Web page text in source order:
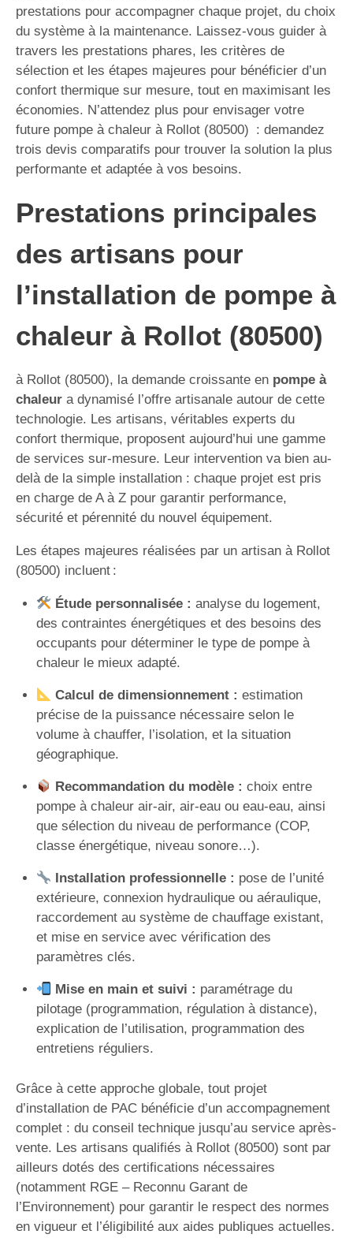
prestations pour accompagner chaque projet, du choix
du système à la maintenance. Laissez-vous guider à
travers les prestations phares, les critères de
sélection et les étapes majeures pour bénéficier d’un
confort thermique sur mesure, tout en maximisant les
économies. N’attendez plus pour envisager votre
future pompe à chaleur à Rollot (80500) : demandez
trois devis comparatifs pour trouver la solution la plus
performante et adaptée à vos besoins.
Prestations principales
des artisans pour
l’installation de pompe à
chaleur à Rollot (80500)
à Rollot (80500), la demande croissante en pompe à
chaleur a dynamisé l’offre artisanale autour de cette
technologie. Les artisans, véritables experts du
confort thermique, proposent aujourd’hui une gamme
de services sur-mesure. Leur intervention va bien au-
delà de la simple installation : chaque projet est pris
en charge de A à Z pour garantir performance,
sécurité et pérennité du nouvel équipement.
Les étapes majeures réalisées par un artisan à Rollot
(80500) incluent :
Étude personnalisée : analyse du logement,
des contraintes énergétiques et des besoins des
occupants pour déterminer le type de pompe à
chaleur le mieux adapté.
Calcul de dimensionnement : estimation
précise de la puissance nécessaire selon le
volume à chauffer, l’isolation, et la situation
géographique.
Recommandation du modèle : choix entre
pompe à chaleur air-air, air-eau ou eau-eau, ainsi
que sélection du niveau de performance (COP,
classe énergétique, niveau sonore…).
Installation professionnelle : pose de l’unité
extérieure, connexion hydraulique ou aéraulique,
raccordement au système de chauffage existant,
et mise en service avec vérification des
paramètres clés.
Mise en main et suivi : paramétrage du
pilotage (programmation, régulation à distance),
explication de l’utilisation, programmation des
entretiens réguliers.
Grâce à cette approche globale, tout projet
d’installation de PAC bénéficie d’un accompagnement
complet : du conseil technique jusqu’au service après-
vente. Les artisans qualifiés à Rollot (80500) sont par
ailleurs dotés des certifications nécessaires
(notamment RGE – Reconnu Garant de
l’Environnement) pour garantir le respect des normes
en vigueur et l’éligibilité aux aides publiques actuelles.